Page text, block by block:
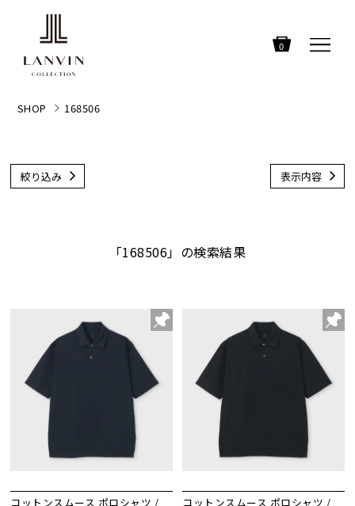
0
SHOP 168506
絞り込み 表示内容
「168506」の検索結果
コットンスムース ポロシャツ / コットンスムース ポロシャツ /